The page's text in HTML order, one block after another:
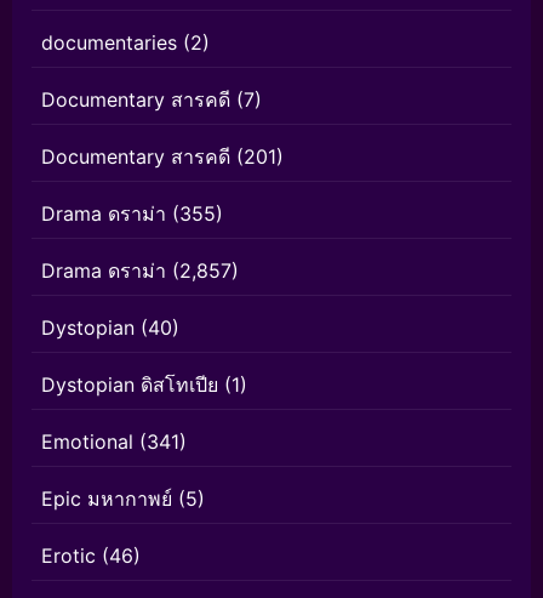
documentaries (2)
Documentary สารคดี (7)
Documentary สารคดี (201)
Drama ดราม่า (355)
Drama ดราม่า (2,857)
Dystopian (40)
Dystopian ดิสโทเปีย (1)
Emotional (341)
Epic มหากาพย์ (5)
Erotic (46)